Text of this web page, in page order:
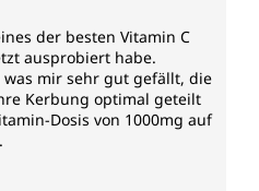
der besten Vitamin C
ausprobiert habe.
mir sehr gut gefällt, die
Kerbung optimal geteilt
Dosis von 1000mg auf